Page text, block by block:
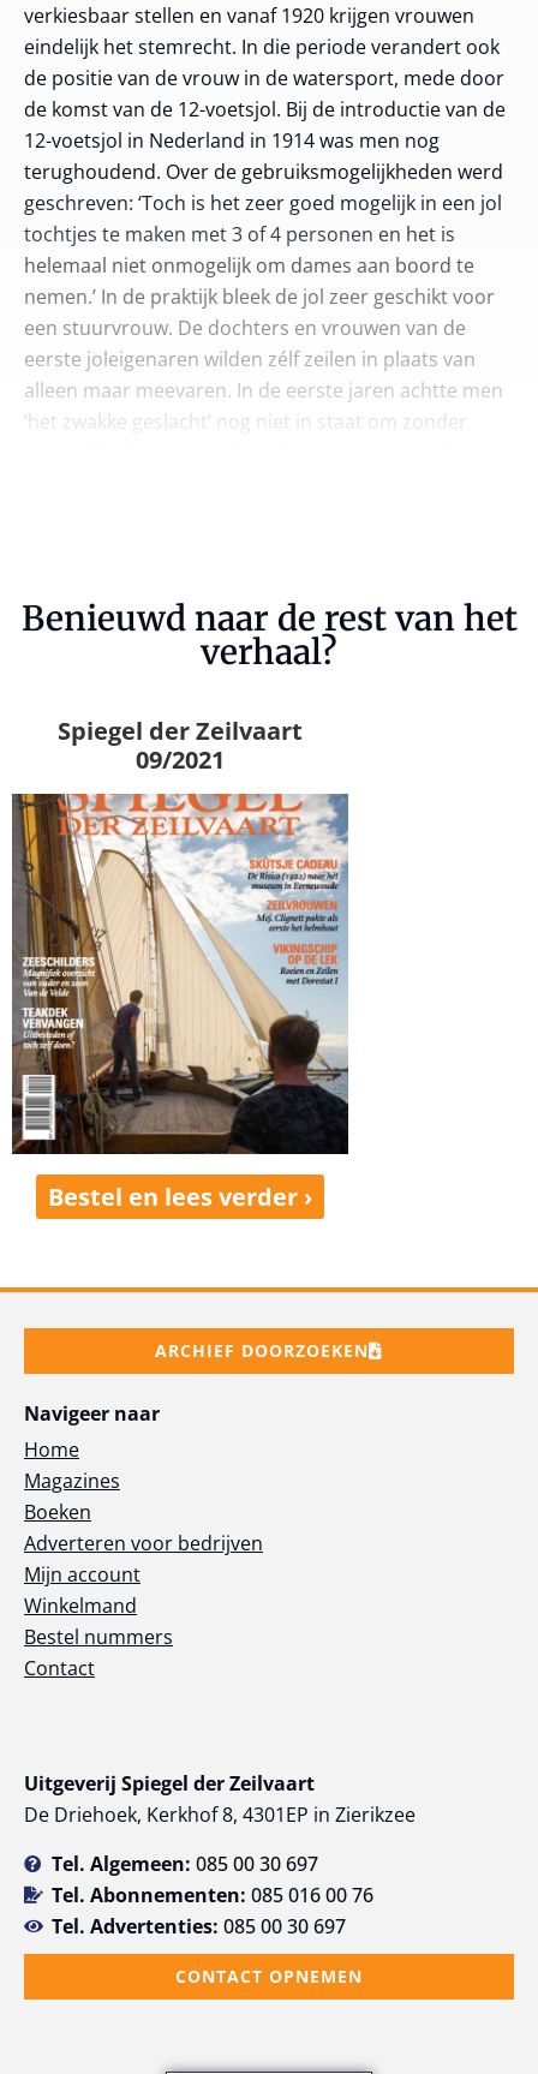
verkiesbaar stellen en vanaf 1920 krijgen vrouwen
eindelijk het stemrecht. In die periode verandert ook
de positie van de vrouw in de watersport, mede door
de komst van de 12-voetsjol. Bij de introductie van de
12-voetsjol in Nederland in 1914 was men nog
terughoudend. Over de gebruiksmogelijkheden werd
geschreven: ‘Toch is het zeer goed mogelijk in een jol
tochtjes te maken met 3 of 4 personen en het is
helemaal niet onmogelijk om dames aan boord te
nemen.’ In de praktijk bleek de jol zeer geschikt voor
een stuurvrouw. De dochters en vrouwen van de
eerste joleigenaren wilden zélf zeilen in plaats van
alleen maar meevaren. In de eerste jaren achtte men
‘het zwakke geslacht’ nog niet in staat om zonder
Benieuwd naar de rest van het
verhaal?
Spiegel der Zeilvaart
09/2021
Bestel en lees verder ›
Uitgeverij Spiegel der Zeilvaart
De Driehoek, Kerkhof 8, 4301EP in Zierikzee
Tel. Algemeen: 085 00 30 697
Tel. Abonnementen: 085 016 00 76
Tel. Advertenties: 085 00 30 697
CONTACT OPNEMEN
ARCHIEF DOORZOEKEN
Navigeer naar
Home
Magazines
Boeken
Adverteren voor bedrijven
Mijn account
Winkelmand
Bestel nummers
Contact